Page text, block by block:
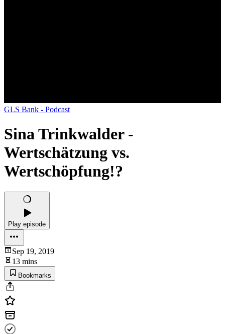
GLS Bank - Podcast
Sina Trinkwalder -
Wertschätzung vs.
Wertschöpfung!?
Play episode
Sep 19, 2019
13 mins
Bookmarks